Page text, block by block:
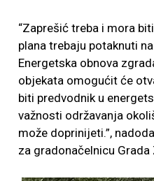
“Zaprešić treba i mora
plana trebaju potaknuti
Energetska obnova
objekata omogućit će
biti predvodnik u
važnosti održavanja
može doprinijeti.”,
za gradonačelnicu Grada